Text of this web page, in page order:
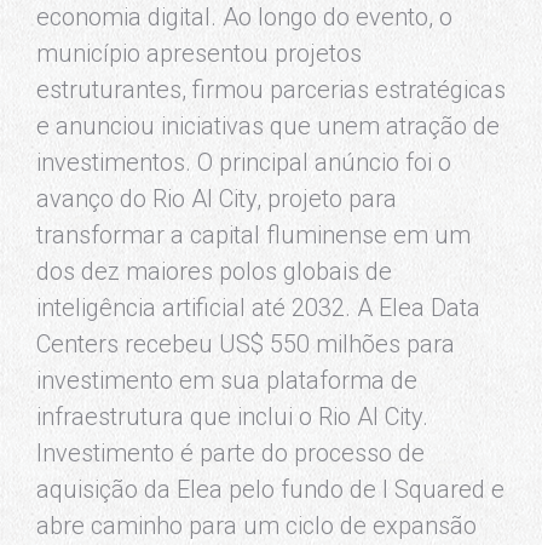
economia digital. Ao longo do evento, o
município apresentou projetos
estruturantes, firmou parcerias estratégicas
e anunciou iniciativas que unem atração de
investimentos. O principal anúncio foi o
avanço do Rio AI City, projeto para
transformar a capital fluminense em um
dos dez maiores polos globais de
inteligência artificial até 2032. A Elea Data
Centers recebeu US$ 550 milhões para
investimento em sua plataforma de
infraestrutura que inclui o Rio AI City.
Investimento é parte do processo de
aquisição da Elea pelo fundo de I Squared e
abre caminho para um ciclo de expansão